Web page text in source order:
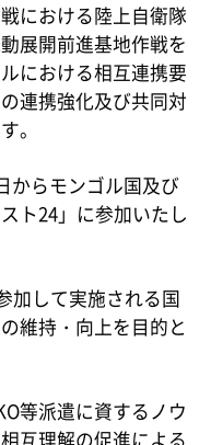
における陸上自衛隊
展開前進基地作戦を
における相互連携要
連携強化及び共同対
。
からモンゴル国及び
ト24」に参加いたし
加して実施される国
維持・向上を目的と
等派遣に資するノウ